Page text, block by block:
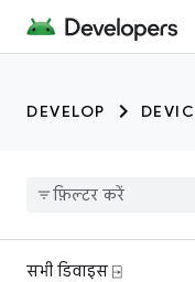
DEVELOP
सभी डिवाइस ⍈